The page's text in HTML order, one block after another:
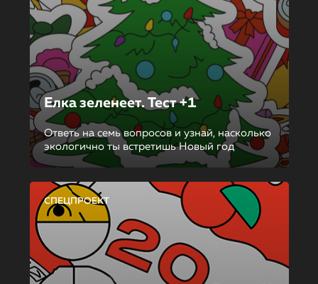
Елка зеленеет. Тест +1
Ответь на семь вопросов и узнай, насколько
экологично ты встретишь Новый год
СПЕЦПРОЕКТ